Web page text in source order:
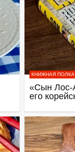
КНИЖНАЯ ПОЛКА
«Сын Лос-
его